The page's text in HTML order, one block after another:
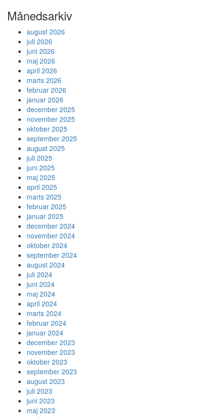
Månedsarkiv
august 2026
juli 2026
juni 2026
maj 2026
april 2026
marts 2026
februar 2026
januar 2026
december 2025
november 2025
oktober 2025
september 2025
august 2025
juli 2025
juni 2025
maj 2025
april 2025
marts 2025
februar 2025
januar 2025
december 2024
november 2024
oktober 2024
september 2024
august 2024
juli 2024
juni 2024
maj 2024
april 2024
marts 2024
februar 2024
januar 2024
december 2023
november 2023
oktober 2023
september 2023
august 2023
juli 2023
juni 2023
maj 2023